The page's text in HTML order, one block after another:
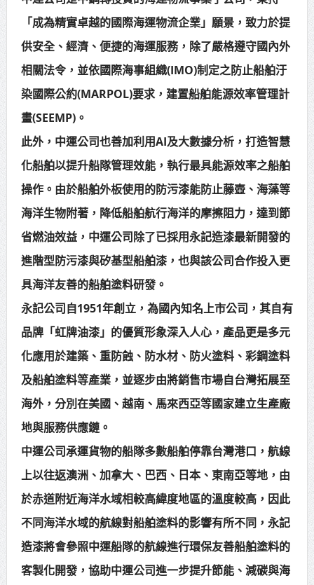
「成為精實卓越的國際海運物流企業」願景，致力於提
供安全、經濟、便捷的海運服務，除了嚴格遵守國內外
相關法令，並依國際海事組織(IMO)制定之防止船舶汙
染國際公約(MARPOL)要求，建置船舶能源效率管理計
畫(SEEMP)。
此外，中運公司也善加利用AI及大數據分析，打造智慧
化船舶以提升船隊管理效能，執行最具能源效率之船舶
操作。由於船舶外板使用的防污漆能防止藤壺、海藻等
海洋生物附著，降低船舶航行海洋的摩擦阻力，達到節
省燃油效益，中運公司除了已採用永記造漆最新開發的
進階型防污漆與矽基型船舶漆，也與該公司合作投入更
具海洋友善的船舶塗料研發。
永記公司自1951年創立，為國內知名上市公司，其自有
品牌「虹牌油漆」的優質形象深入人心，產品更是多元
化應用於建築、重防蝕、防水材、防火塗料、彩鋼塗料
及船舶塗料等產業，並逐步由將銷售市場自台灣拓展至
海外，分別在美國、越南、馬來西亞等國家建立生產廠
地與服務供應鏈。
中運公司承運貨物的船隊多數船舶停靠台灣港口，航線
上以往返澳洲、加拿大、巴西、日本、東南亞等地，由
於赤道附近海洋水域相較高緯度地區的溫度較高，因此
不同海洋水域的航線對船舶塗料的影響有所不同，永記
造漆將會參照中運船隊的航線進行環保友善船舶塗料的
客製化開發，協助中運公司進一步提升節能、減碳與海